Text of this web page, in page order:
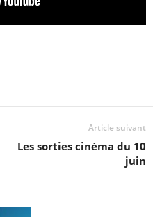
Article suivant
Les sorties cinéma du 10
juin